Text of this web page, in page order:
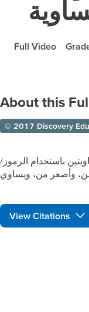
Full Video
About this
© 2017 Discovery
باستخدام الرموز/
View Citations